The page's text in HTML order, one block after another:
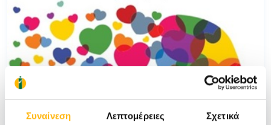
Συναίνεση Λεπτομέρειες Σχετικά